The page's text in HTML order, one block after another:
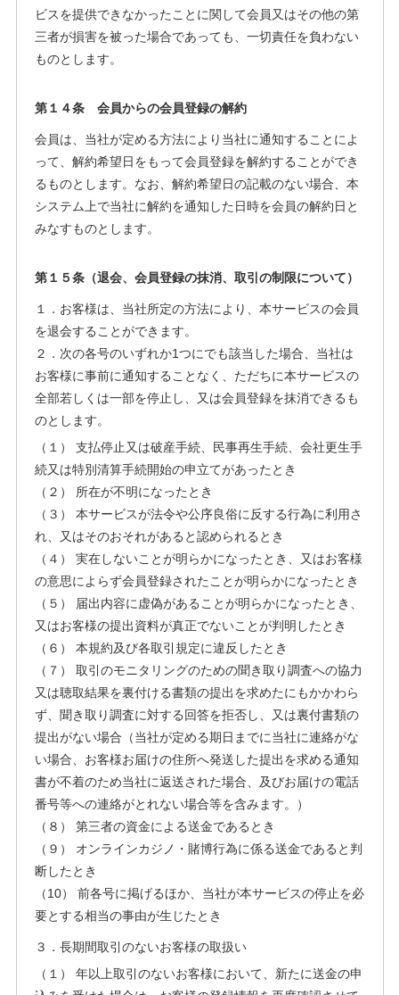
ビスを提供できなかったことに関して会員又はその他の第
三者が損害を被った場合であっても、一切責任を負わない
ものとします。
第１４条 会員からの会員登録の解約
会員は、当社が定める方法により当社に通知することによ
って、解約希望日をもって会員登録を解約することができ
るものとします。なお、解約希望日の記載のない場合、本
システム上で当社に解約を通知した日時を会員の解約日と
みなすものとします。
第１５条（退会、会員登録の抹消、取引の制限について）
１．お客様は、当社所定の方法により、本サービスの会員
を退会することができます。
２．次の各号のいずれか1つにでも該当した場合、当社は
お客様に事前に通知することなく、ただちに本サービスの
全部若しくは一部を停止し、又は会員登録を抹消できるも
のとします。
（１） 支払停止又は破産手続、民事再生手続、会社更生手
続又は特別清算手続開始の申立てがあったとき
（２） 所在が不明になったとき
（３） 本サービスが法令や公序良俗に反する行為に利用さ
れ、又はそのおそれがあると認められるとき
（４） 実在しないことが明らかになったとき、又はお客様
の意思によらず会員登録されたことが明らかになったとき
（５） 届出内容に虚偽があることが明らかになったとき、
又はお客様の提出資料が真正でないことが判明したとき
（６） 本規約及び各取引規定に違反したとき
（７） 取引のモニタリングのための聞き取り調査への協力
又は聴取結果を裏付ける書類の提出を求めたにもかかわら
ず、聞き取り調査に対する回答を拒否し、又は裏付書類の
提出がない場合（当社が定める期日までに当社に連絡がな
い場合、お客様お届けの住所へ発送した提出を求める通知
書が不着のため当社に返送された場合、及びお届けの電話
番号等への連絡がとれない場合等を含みます。）
（８） 第三者の資金による送金であるとき
（９） オンラインカジノ・賭博行為に係る送金であると判
断したとき
（10） 前各号に掲げるほか、当社が本サービスの停止を必
要とする相当の事由が生じたとき
３．長期間取引のないお客様の取扱い
（１） 年以上取引のないお客様において、新たに送金の申